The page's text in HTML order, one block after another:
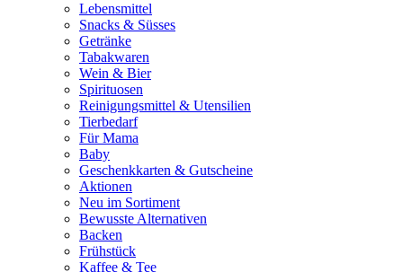
Lebensmittel
Snacks & Süsses
Getränke
Tabakwaren
Wein & Bier
Spirituosen
Reinigungsmittel & Utensilien
Tierbedarf
Für Mama
Baby
Geschenkkarten & Gutscheine
Aktionen
Neu im Sortiment
Bewusste Alternativen
Backen
Frühstück
Kaffee & Tee